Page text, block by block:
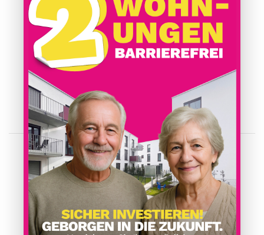
info@geo-pur.de
09172 6845303
Dipl.- Ing. Wolfgang Braun:
0151 57414463
Dipl.- Ing. (FH) Ralph Braun:
0173 3982799